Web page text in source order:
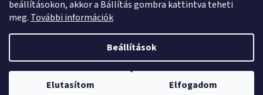
beállításokon, akkor a Bállítás gombra kattintva teheti
meg. További információk
Beállítások
Elutasítom Elfogadom
Webshopunk jelenleg zárva tart. Rendelés leadása lehetséges,
kizárólag utánvétes fizetéssel. A megrendeléseket 2026. január 5–9.
helti_kft
Shoptet készítette
Copyright 2026HeltiShop. Minden jog fenntartva.Süti